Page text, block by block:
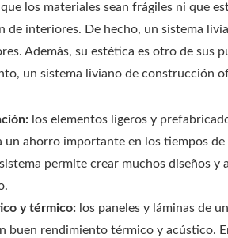
los materiales sean frágiles ni que
de interiores. De hecho, un sistema
Además, su estética es otro de sus
un sistema liviano de construcción
los elementos ligeros y
un ahorro importante en los tiempos
permite crear muchos diseños y
y térmico: los paneles y láminas de
buen rendimiento térmico y acústico.